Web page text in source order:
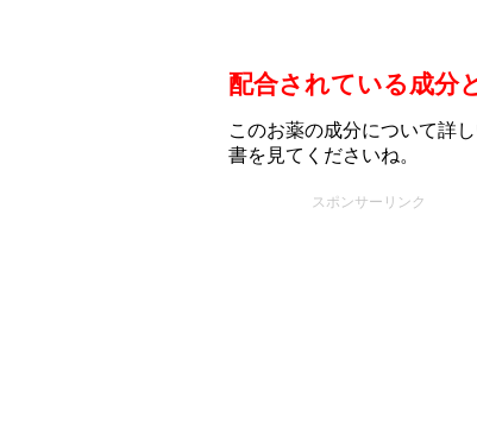
配合されている成分
このお薬の成分について詳
書を見てくださいね。
スポンサーリンク